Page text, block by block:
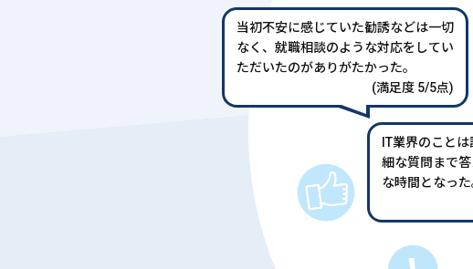
当初不安に感じていた勧誘などは一切
なく、就職相談のような対応をしてい
ただいたのがありがたかった。
(満足度 5/5点)
IT業界のこと
細な質問まで
な時間となった